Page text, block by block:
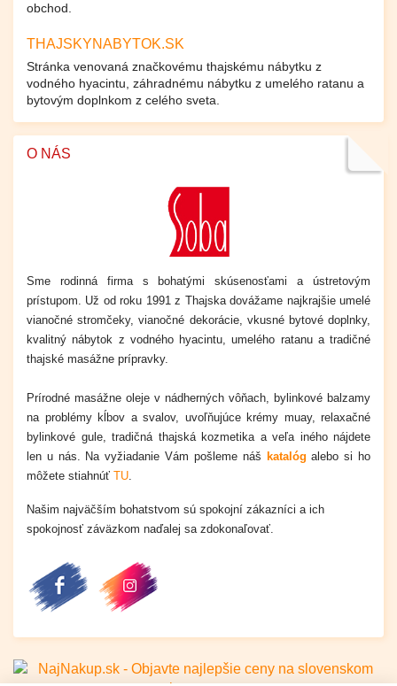
obchod.
THAJSKYNABYTOK.SK
Stránka venovaná značkovému thajskému nábytku z
vodného hyacintu, záhradnému nábytku z umelého ratanu a
bytovým doplnkom z celého sveta.
O NÁS
Sme rodinná firma s bohatými skúsenosťami a ústretovým
prístupom. Už od roku 1991 z Thajska dovážame najkrajšie umelé
vianočné stromčeky, vianočné dekorácie, vkusné bytové doplnky,
kvalitný nábytok z vodného hyacintu, umelého ratanu a tradičné
thajské masážne prípravky.
Prírodné masážne oleje v nádherných vôňach, bylinkové balzamy
na problémy kĺbov a svalov, uvoľňujúce krémy muay, relaxačné
bylinkové gule, tradičná thajská kozmetika a veľa iného nájdete
len u nás. Na vyžiadanie Vám pošleme náš katalóg alebo si ho
môžete stiahnúť TU
Našim najväčším bohatstvom sú spokojní zákazníci a ich
spokojnosť záväzkom naďalej sa zdokonaľovať.